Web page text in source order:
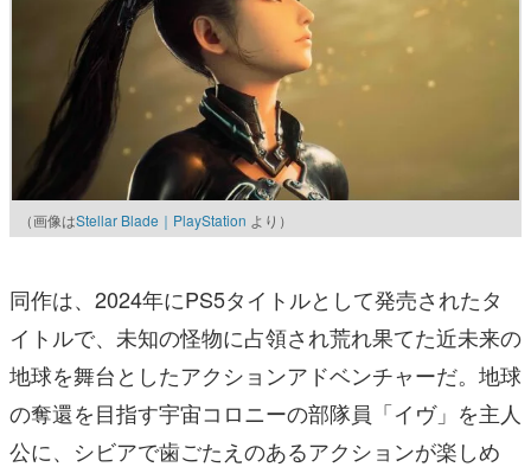
（画像はStellar Blade｜PlayStation より）
同作は、2024年にPS5タイトルとして発売されたタ
イトルで、未知の怪物に占領され荒れ果てた近未来の
地球を舞台としたアクションアドベンチャーだ。地球
の奪還を目指す宇宙コロニーの部隊員「イヴ」を主人
公に、シビアで歯ごたえのあるアクションが楽しめ